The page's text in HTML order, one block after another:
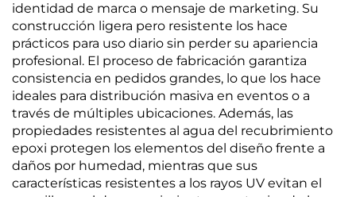
identidad de marca o mensaje de marketing. Su
construcción ligera pero resistente los hace
prácticos para uso diario sin perder su apariencia
profesional. El proceso de fabricación garantiza
consistencia en pedidos grandes, lo que los hace
ideales para distribución masiva en eventos o a
través de múltiples ubicaciones. Además, las
propiedades resistentes al agua del recubrimiento
epoxi protegen los elementos del diseño frente a
daños por humedad, mientras que sus
características resistentes a los rayos UV evitan el